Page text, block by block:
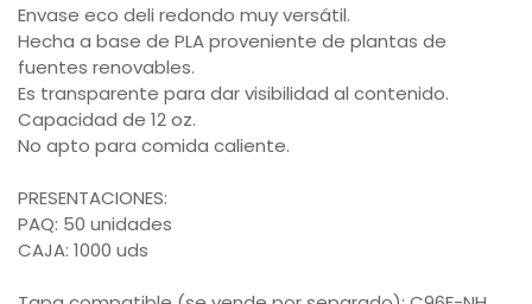
Envase eco deli redondo muy versátil.
Hecha a base de PLA proveniente de plantas de
fuentes renovables.
Es transparente para dar visibilidad al contenido.
Capacidad de 12 oz.
No apto para comida caliente.
PRESENTACIONES:
PAQ: 50 unidades
CAJA: 1000 uds